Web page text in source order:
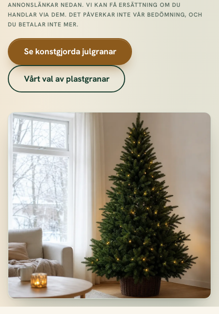
ANNONSLÄNKAR NEDAN. VI KAN FÅ ERSÄTTNING OM DU
HANDLAR VIA DEM. DET PÅVERKAR INTE VÅR BEDÖMNING, OCH
DU BETALAR INTE MER.
Se konstgjorda julgranar
Vårt val av plastgranar